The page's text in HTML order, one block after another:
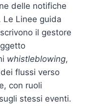
delle notifiche
Le Linee guida
il gestore
whistleblowing,
flussi verso
con ruoli
stessi eventi.